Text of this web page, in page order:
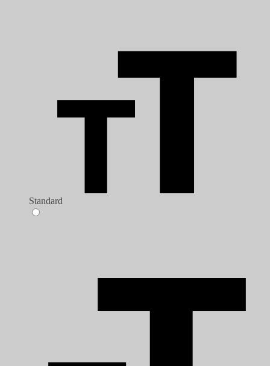
Standard